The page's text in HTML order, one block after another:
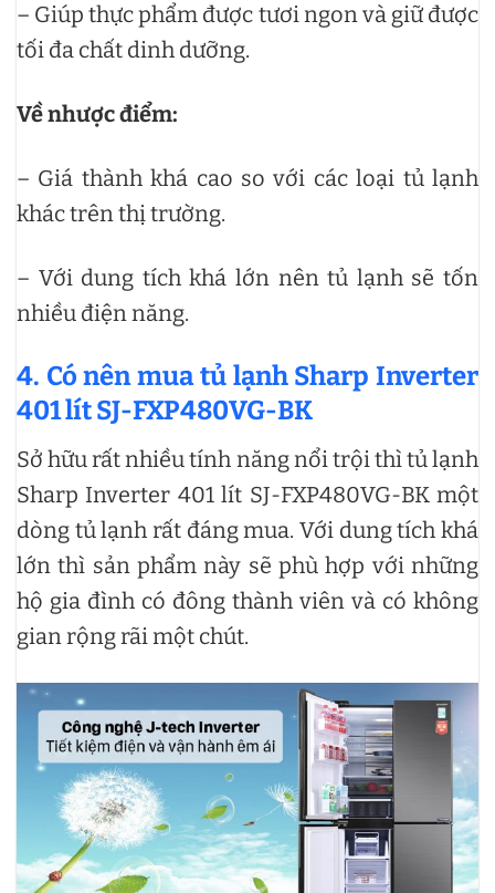
– Giúp thực phẩm được tươi ngon và giữ được
tối đa chất dinh dưỡng.
Về nhược điểm:
– Giá thành khá cao so với các loại tủ lạnh
khác trên thị trường.
– Với dung tích khá lớn nên tủ lạnh sẽ tốn
nhiều điện năng.
4. Có nên mua tủ lạnh Sharp Inverter
401 lít SJ-FXP480VG-BK
Sở hữu rất nhiều tính năng nổi trội thì tủ lạnh
Sharp Inverter 401 lít SJ-FXP480VG-BK một
dòng tủ lạnh rất đáng mua. Với dung tích khá
lớn thì sản phẩm này sẽ phù hợp với những
hộ gia đình có đông thành viên và có không
gian rộng rãi một chút.